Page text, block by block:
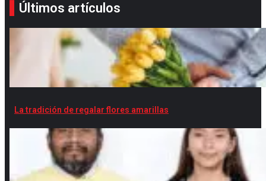
Últimos artículos
La tradición de regalar flores amarillas